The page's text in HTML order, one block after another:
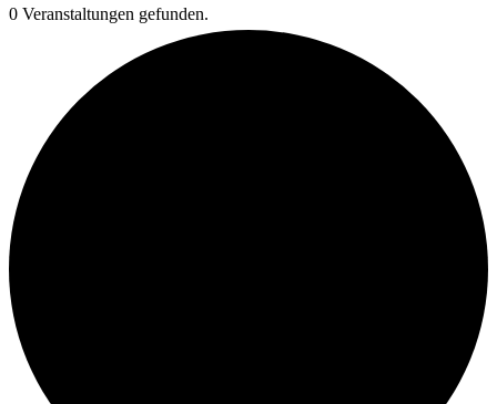
0 Veranstaltungen gefunden.